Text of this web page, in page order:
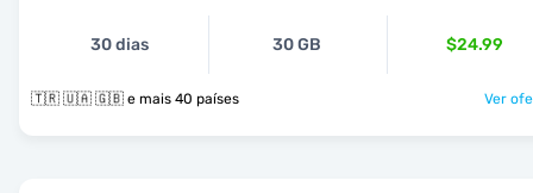
30 dias 30 GB $24.99
🇹🇷 🇺🇦 🇬🇧 e mais 40 países Ver